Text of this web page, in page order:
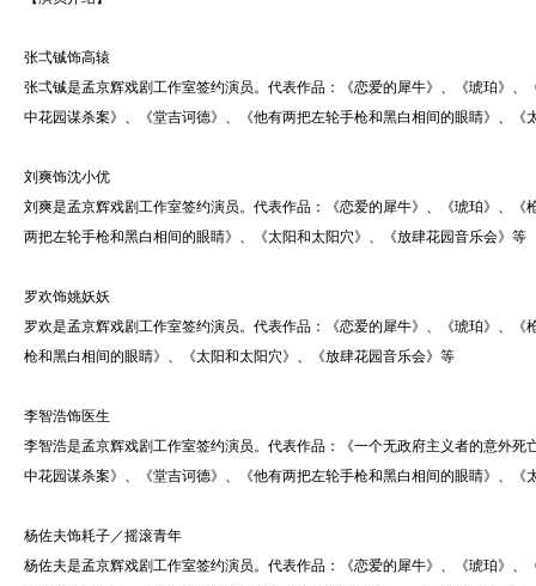
张弌铖饰高辕
张弌铖是孟京辉戏剧工作室签约演员。代表作品：《恋爱的犀牛》、《琥珀》
中花园谋杀案》、《堂吉诃德》、《他有两把左轮手枪和黑白相间的眼睛》、《
刘爽饰沈小优
刘爽是孟京辉戏剧工作室签约演员。代表作品：《恋爱的犀牛》、《琥珀》、
两把左轮手枪和黑白相间的眼睛》、《太阳和太阳穴》、《放肆花园音乐会》等
罗欢饰姚妖妖
罗欢是孟京辉戏剧工作室签约演员。代表作品：《恋爱的犀牛》、《琥珀》、
枪和黑白相间的眼睛》、《太阳和太阳穴》、《放肆花园音乐会》等
李智浩饰医生
李智浩是孟京辉戏剧工作室签约演员。代表作品：《一个无政府主义者的意外
中花园谋杀案》、《堂吉诃德》、《他有两把左轮手枪和黑白相间的眼睛》、《
杨佐夫饰耗子／摇滚青年
杨佐夫是孟京辉戏剧工作室签约演员。代表作品：《恋爱的犀牛》、《琥珀》